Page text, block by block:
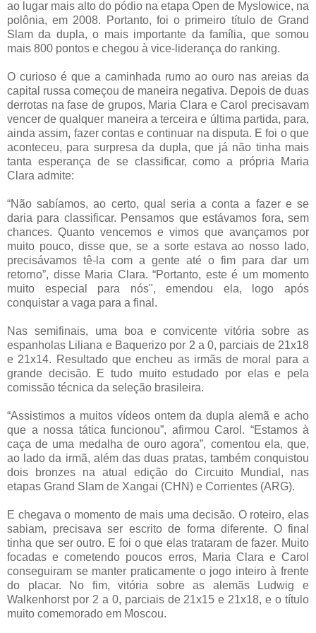
ao lugar mais alto do pódio na etapa Open de Myslowice, na
polônia, em 2008. Portanto, foi o primeiro título de Grand
Slam da dupla, o mais importante da família, que somou
mais 800 pontos e chegou à vice-liderança do ranking.
O curioso é que a caminhada rumo ao ouro nas areias da
capital russa começou de maneira negativa. Depois de duas
derrotas na fase de grupos, Maria Clara e Carol precisavam
vencer de qualquer maneira a terceira e última partida, para,
ainda assim, fazer contas e continuar na disputa. E foi o que
aconteceu, para surpresa da dupla, que já não tinha mais
tanta esperança de se classificar, como a própria Maria
Clara admite:
“Não sabíamos, ao certo, qual seria a conta a fazer e se
daria para classificar. Pensamos que estávamos fora, sem
chances. Quanto vencemos e vimos que avançamos por
muito pouco, disse que, se a sorte estava ao nosso lado,
precisávamos tê-la com a gente até o fim para dar um
retorno”, disse Maria Clara. “Portanto, este é um momento
muito especial para nós", emendou ela, logo após
conquistar a vaga para a final.
Nas semifinais, uma boa e convicente vitória sobre as
espanholas Liliana e Baquerizo por 2 a 0, parciais de 21x18
e 21x14. Resultado que encheu as irmãs de moral para a
grande decisão. E tudo muito estudado por elas e pela
comissão técnica da seleção brasileira.
“Assistimos a muitos vídeos ontem da dupla alemã e acho
que a nossa tática funcionou”, afirmou Carol. “Estamos à
caça de uma medalha de ouro agora”, comentou ela, que,
ao lado da irmã, além das duas pratas, também conquistou
dois bronzes na atual edição do Circuito Mundial, nas
etapas Grand Slam de Xangai (CHN) e Corrientes (ARG).
E chegava o momento de mais uma decisão. O roteiro, elas
sabiam, precisava ser escrito de forma diferente. O final
tinha que ser outro. E foi o que elas trataram de fazer. Muito
focadas e cometendo poucos erros, Maria Clara e Carol
conseguiram se manter praticamente o jogo inteiro à frente
do placar. No fim, vitória sobre as alemãs Ludwig e
Walkenhorst por 2 a 0, parciais de 21x15 e 21x18, e o título
muito comemorado em Moscou.